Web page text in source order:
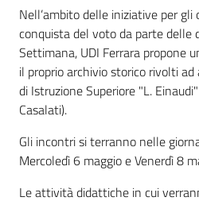
Seguici
su
Cos'è
Nell’ambito delle iniziative per
conquista del voto da parte delle
Settimana, UDI Ferrara propone
il proprio archivio storico rivolti
di Istruzione Superiore "L.
Casalati).
Gli incontri si terranno nelle
Mercoledì 6 maggio e Venerdì 8
Le attività didattiche in cui